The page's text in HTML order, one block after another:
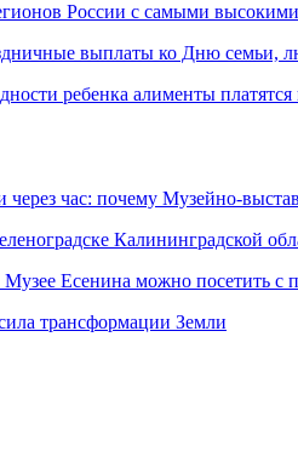
России с самыми
выплаты ко Дню семьи,
ребенка алименты платятся
час: почему Музейно-
Калининградской
Музее Есенина можно посетить
трансформации Земли